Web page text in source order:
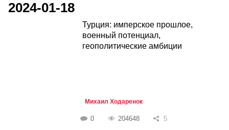
2024-01-18
Турция: имперское прошлое,
военный потенциал,
геополитические амбиции
Михаил Ходаренок
0 204648 5